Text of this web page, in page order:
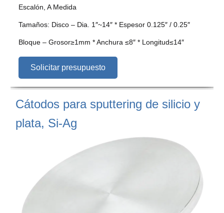
Escalón, A Medida
Tamaños: Disco – Dia. 1″~14″ * Espesor 0.125″ / 0.25″
Bloque – Grosor≥1mm * Anchura ≤8″ * Longitud≤14″
Solicitar presupuesto
Cátodos para sputtering de silicio y
plata, Si-Ag